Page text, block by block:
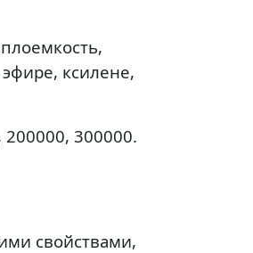
ксилене,
300000.
свойствами,